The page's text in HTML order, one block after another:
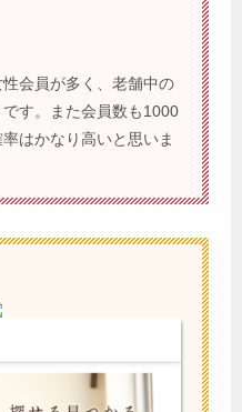
会員が多く、老舗中の
す。また会員数も1000
はかなり高いと思いま